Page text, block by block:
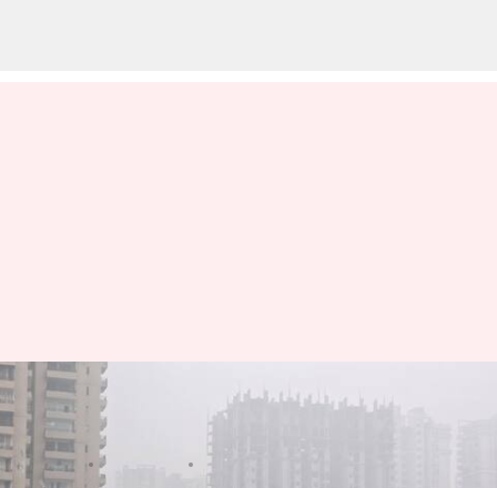
दिल्ली में सांस लेना मुश्किल, वायु
प्रदूषण 'गंभीर' स्तर पर पहुंचा
लेखन गजेंद्र Nov 14, 2024 09:20 am